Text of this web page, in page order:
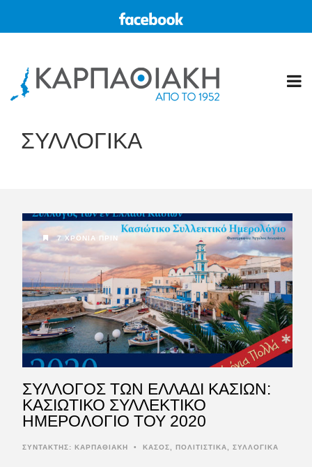
ΣΥΛΛΟΓΙΚΑ
7 ΧΡΌΝΙΑ ΠΡΙΝ
ΣΥΛΛΟΓΟΣ ΤΩΝ ΕΛΛΑΔΙ ΚΑΣΙΩΝ:
ΚΑΣΙΩΤΙΚΟ ΣΥΛΛΕΚΤΙΚΟ
ΗΜΕΡΟΛΟΓΙΟ ΤΟΥ 2020
ΣΥΝΤΆΚΤΗΣ: ΚΑΡΠΑΘΙΑΚΗ • ΚΑΣΟΣ, ΠΟΛΙΤΙΣΤΙΚΑ, ΣΥΛΛΟΓΙΚΑ